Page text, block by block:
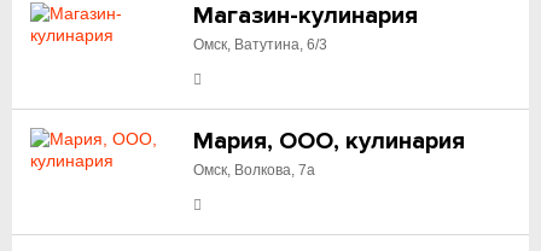
Магазин-кулинария
Омск, Ватутина, 6/3
Мария, ООО, кулинария
Омск, Волкова, 7а